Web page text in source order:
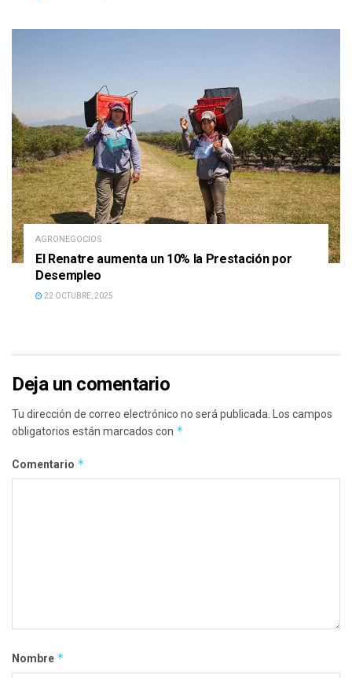
AGRONEGOCIOS
El Renatre aumenta un 10% la Prestación por
Desempleo
22 OCTUBRE, 2025
Deja un comentario
Tu dirección de correo electrónico no será publicada. Los campos
obligatorios están marcados con *
Comentario *
Nombre *